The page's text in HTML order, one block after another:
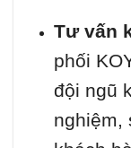
Tư vấn
phối
đội ngũ
nghiệm,